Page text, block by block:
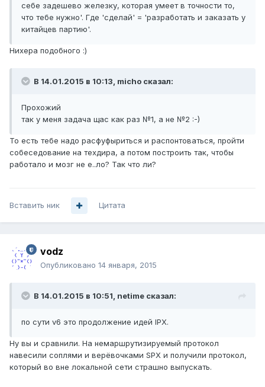
себе задешево железку, которая умеет в точности то,
что тебе нужно'. Где 'сделай' = 'разработать и заказать у
китайцев партию'.
Нихера подобного :)
В 14.01.2015 в 10:13, micho сказал:
Прохожий
так у меня задача щас как раз №1, а не №2 :-)
То есть тебе надо расфуфыриться и распонтоваться, пройти
собеседование на техдира, а потом построить так, чтобы
работало и мозг не е..ло? Так что ли?
Вставить ник Цитата
vodz
Опубликовано 14 января, 2015
В 14.01.2015 в 10:51, netime сказал:
по сути v6 это продолжение идей IPX.
Ну вы и сравнили. На немаршрутизируемый протокол
навесили соплями и верёвочками SPX и получили протокол,
который во вне локальной сети страшно выпускать.